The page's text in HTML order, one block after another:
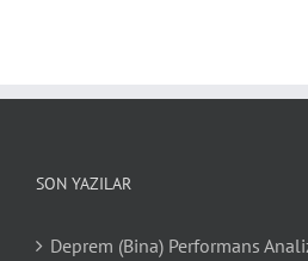
SON YAZILAR
Deprem (Bina) Performans